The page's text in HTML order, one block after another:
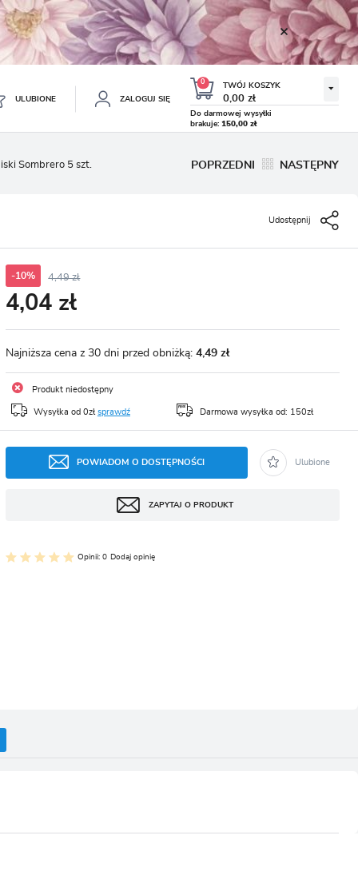
ULUBIONE ZALOGUJ SIĘ
zamówień
swoich danych przy kolejnych zakupach
0 TWÓJ KOSZYK
0,00 zł
8.99 zł 19.43 zł
KROKUS WIOSENNY MIX 50
19.99 zł 43.32 zł
Do darmowej wysyłki
brakuje: 150,00 zł
Sombrero 5 szt. POPRZEDNI NASTĘPNY
Udostępnij
-10% 4,49 zł
4,04 zł
Najniższa cena z 30 dni przed obniżką: 4,49 zł
Produkt niedostępny
Wysyłka od 0zł sprawdź Darmowa wysyłka od: 150zł
POWIADOM O DOSTĘPNOŚCI Ulubione
ZAPYTAJ O PRODUKT
Opinii: 0 Dodaj opinię